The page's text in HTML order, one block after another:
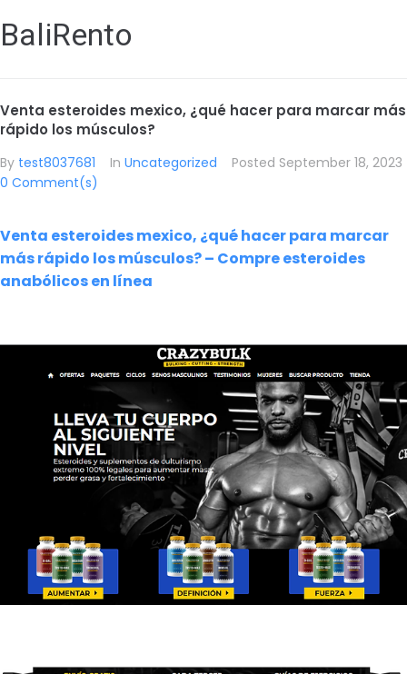
BaliRento
Venta esteroides mexico, ¿qué hacer para marcar más
rápido los músculos?
By test8037681 In Uncategorized Posted September 18, 2023
0 Comment(s)
Venta esteroides mexico, ¿qué hacer para marcar
más rápido los músculos? – Compre esteroides
anabólicos en línea